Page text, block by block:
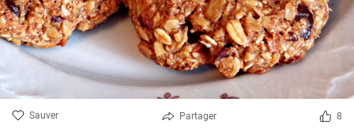
Sauver Partager 8